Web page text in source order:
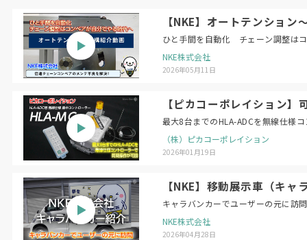
【NKE】オートテンショ
ひと手間を自動化 チェーン調整は
NKE株式会社
2026年05月11日
【ピカコーポレイション
最大8台までのHLA-ADCを無線仕様
（株）ピカコーポレイション
2026年01月19日
【NKE】移動展示車（キ
キャラバンカーでユーザーの元に訪問
NKE株式会社
2026年04月28日